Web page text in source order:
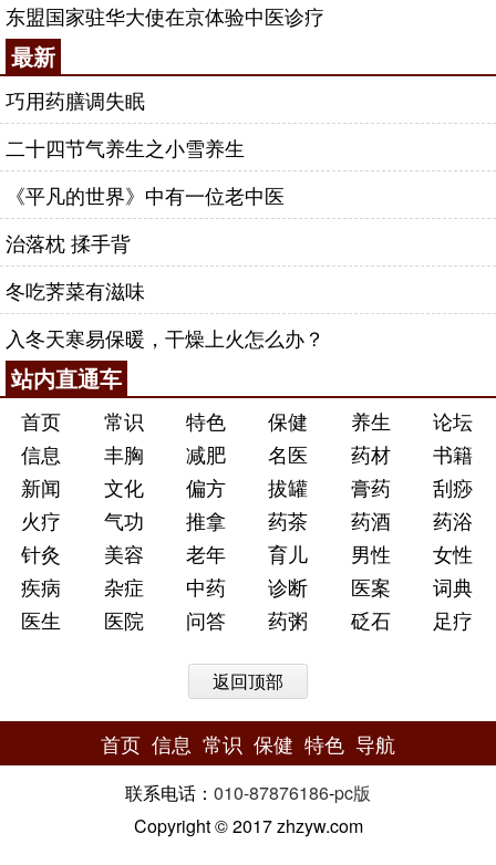
东盟国家驻华大使在京体验中医诊疗
最新
巧用药膳调失眠
二十四节气养生之小雪养生
《平凡的世界》中有一位老中医
治落枕 揉手背
冬吃荠菜有滋味
入冬天寒易保暖，干燥上火怎么办？
站内直通车
首页 常识 特色 保健 养生
论坛
信息
丰胸 减肥 名医 药材
书籍
新闻
文化 偏方 拔罐 膏药
刮痧
火疗
气功 推拿 药茶 药酒
药浴
针灸
美容 老年 育儿 男性
女性
疾病
杂症 中药 诊断 医案
词典
医生
医院 问答 药粥 砭石 足疗
返回顶部
首页 信息 常识 保健 特色 导航
联系电话： 010-87876186-pc版
Copyright © 2017 zhzyw.com